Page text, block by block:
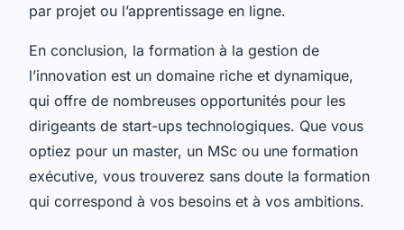
par projet ou l’apprentissage en ligne.
En conclusion, la formation à la gestion de
l’innovation est un domaine riche et dynamique,
qui offre de nombreuses opportunités pour les
dirigeants de start-ups technologiques. Que vous
optiez pour un master, un MSc ou une formation
exécutive, vous trouverez sans doute la formation
qui correspond à vos besoins et à vos ambitions.